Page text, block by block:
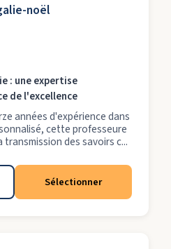
noël
: une expertise
de l'excellence
années d'expérience dans
cette professeure
des savoirs c...
Sélectionner